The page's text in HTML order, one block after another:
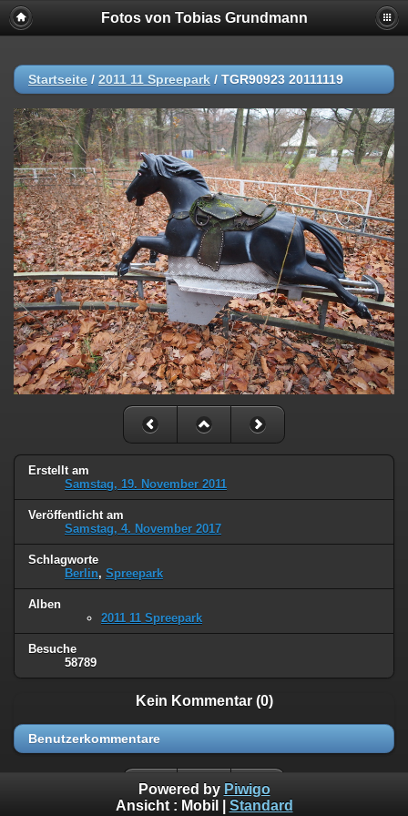
Fotos von Tobias Grundmann
Startseite / 2011 11 Spreepark / TGR90923 20111119
Erstellt am
Samstag, 19. November 2011
Veröffentlicht am
Samstag, 4. November 2017
Schlagworte
Berlin, Spreepark
Alben
2011 11 Spreepark
Besuche
58789
Kein Kommentar (0)
Benutzerkommentare
Powered by Piwigo
Ansicht : Mobil Standard